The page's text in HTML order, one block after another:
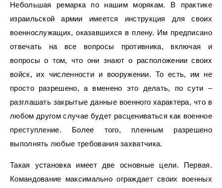
Небольшая ремарка по нашим морякам. В практике
израильской армии имеется инструкция для своих
военнослужащих, оказавшихся в плену. Им предписано
отвечать на все вопросы противника, включая и
вопросы о том, что они знают о расположении своих
войск, их численности и вооружении. То есть, им не
просто разрешено, а вменено это делать, по сути –
разглашать закрытые данные военного характера, что в
любом другом случае будет расцениваться как военное
преступление. Более того, пленным разрешено
выполнять любые требования захватчика.
Такая установка имеет две основные цели. Первая.
Командование максимально ограждает своих военных